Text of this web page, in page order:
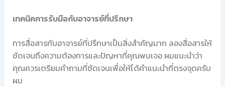
เทคนิคการรับมือกับอาจารย์ที่ปรึกษา
การสื่อสารกับอาจารย์ที่ปรึกษาเป็นสิ่งสำคัญมาก ลองสื่อสารให้
ชัดเจนถึงความต้องการและปัญหาที่คุณพบเจอ ผมแนะนำว่า
คุณควรเตรียมคำถามที่ชัดเจนเพื่อให้ได้คำแนะนำที่ตรงจุดครับ
ผม